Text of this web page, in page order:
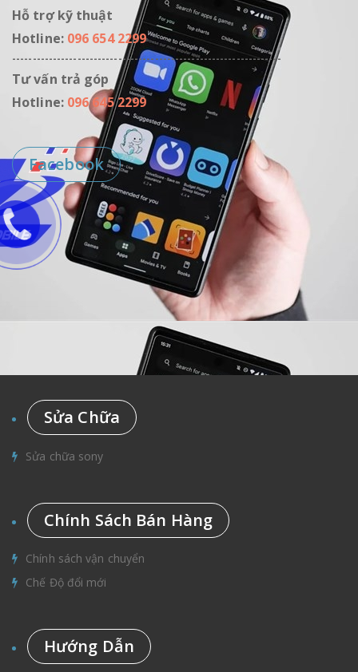
Hỗ trợ kỹ thuật
Hotline: 096 654 2299
------------------------------------------------------------------
Tư vấn trả góp
Hotline: 096 645 2299
Facebook
Sửa Chữa
Sửa chữa sony
Chính Sách Bán Hàng
Chính sách vận chuyển
Chế Độ đổi mới
Hướng Dẫn